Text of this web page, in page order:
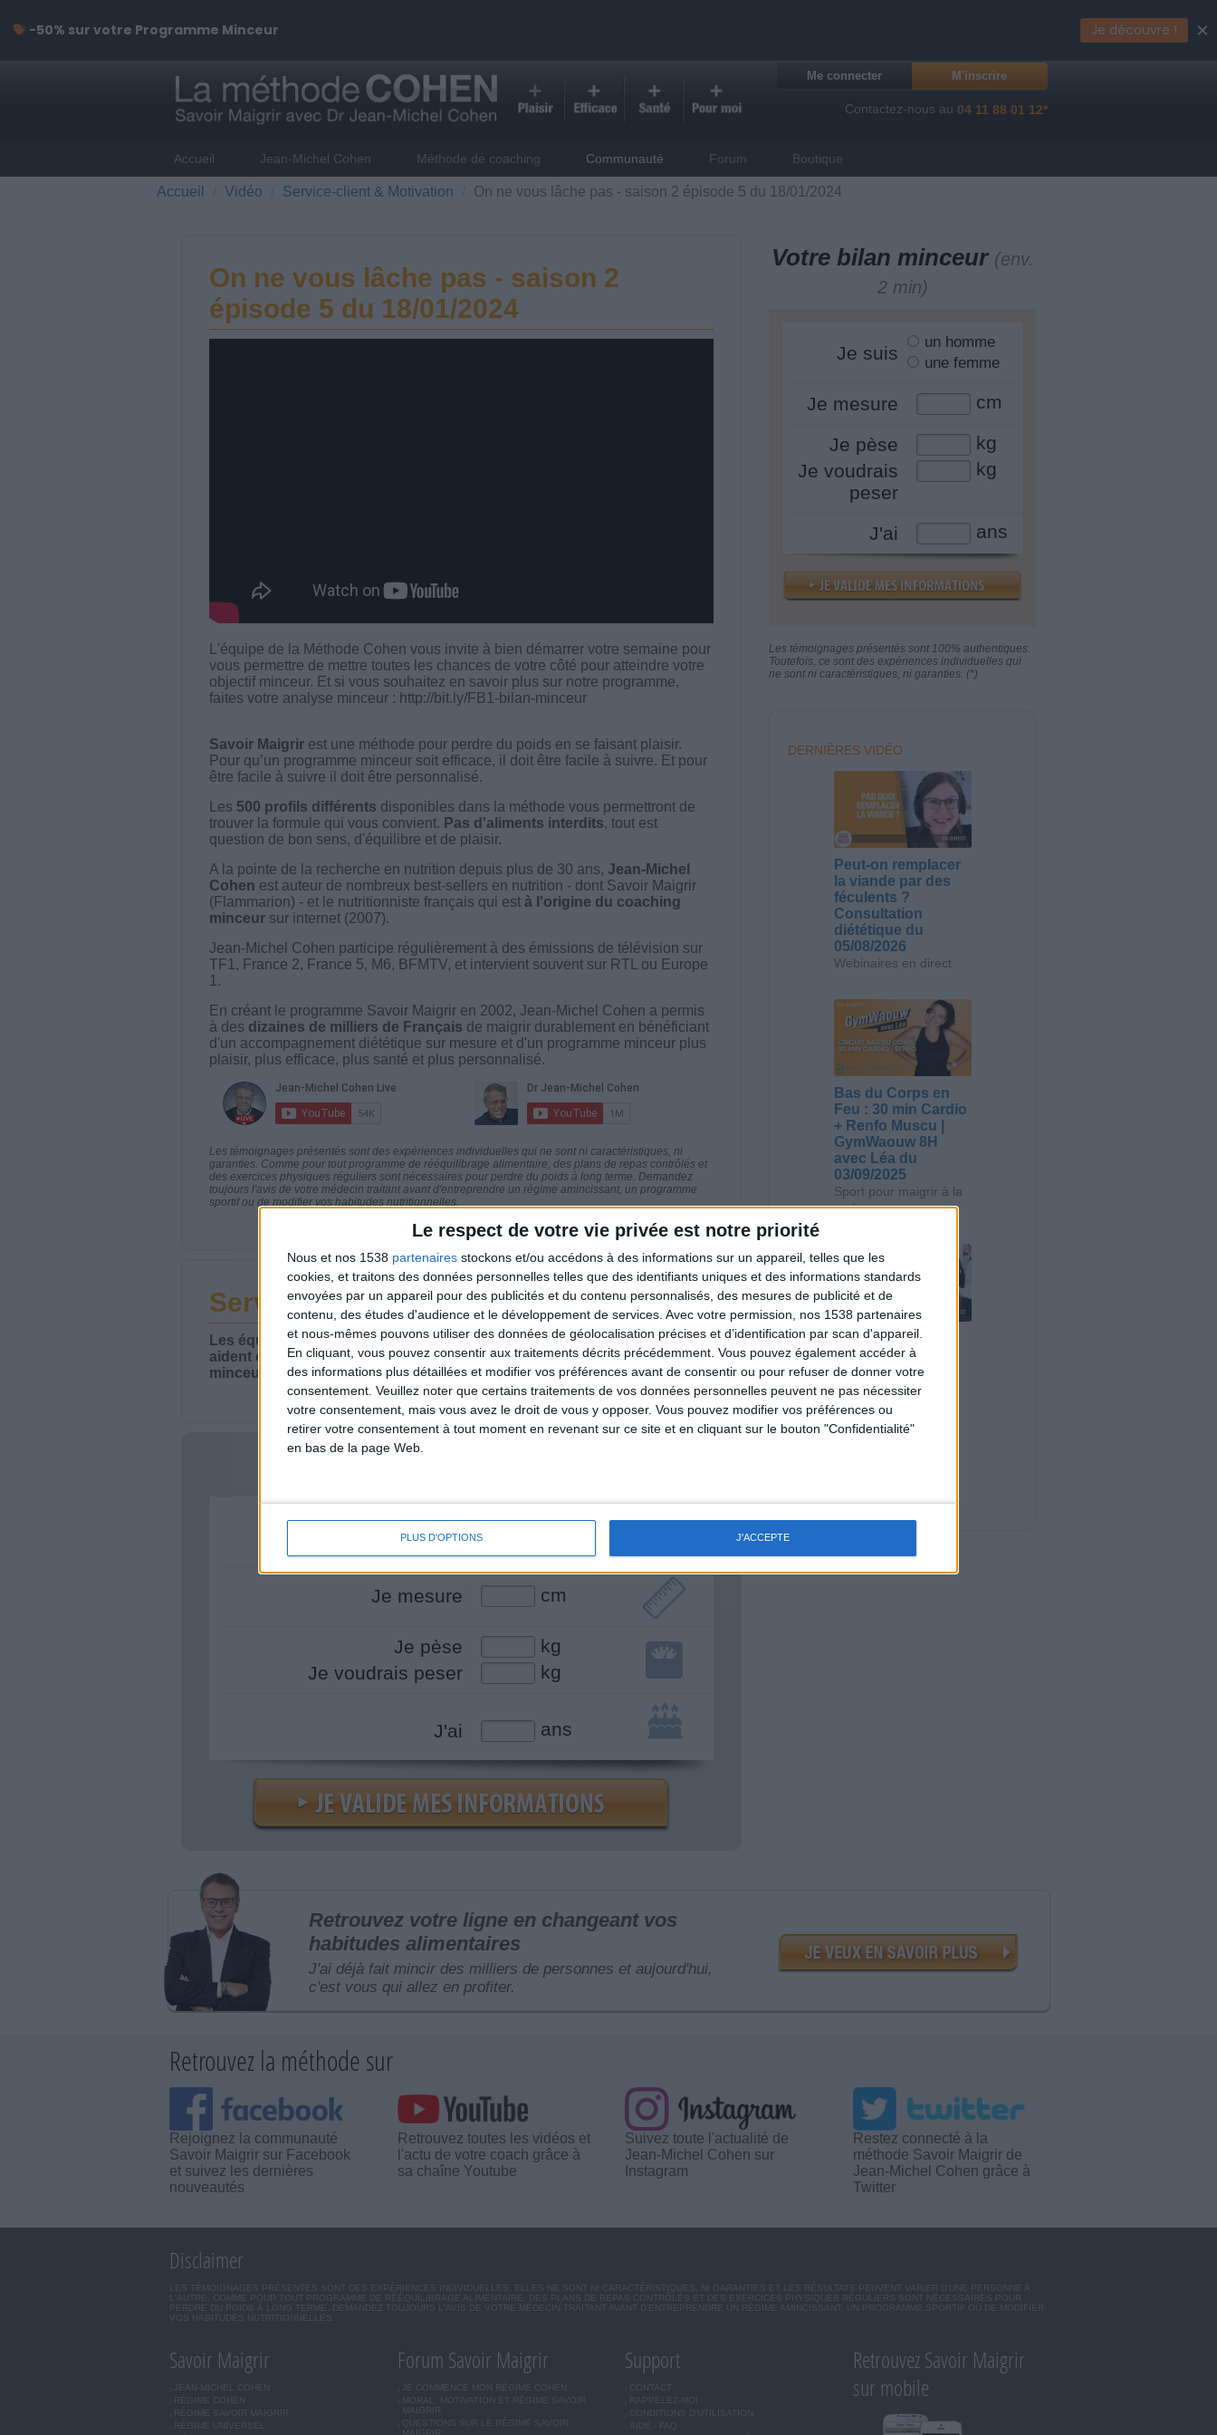
Le respect de votre vie privée est notre priorité
Nous et nos 1538 partenaires stockons et/ou accédons à des informations sur un appareil, telles que les
cookies, et traitons des données personnelles telles que des identifiants uniques et des informations standards
envoyées par un appareil pour des publicités et du contenu personnalisés, des mesures de publicité et de
contenu, des études d'audience et le développement de services. Avec votre permission, nos 1538 partenaires
et nous-mêmes pouvons utiliser des données de géolocalisation précises et d’identification par scan d'appareil.
En cliquant, vous pouvez consentir aux traitements décrits précédemment. Vous pouvez également accéder à
des informations plus détaillées et modifier vos préférences avant de consentir ou pour refuser de donner votre
consentement. Veuillez noter que certains traitements de vos données personnelles peuvent ne pas nécessiter
votre consentement, mais vous avez le droit de vous y opposer. Vous pouvez modifier vos préférences ou
retirer votre consentement à tout moment en revenant sur ce site et en cliquant sur le bouton "Confidentialité"
en bas de la page Web.
PLUS D'OPTIONS J'ACCEPTE
Me connecter M'inscrire
Contactez-nous au 04 11 88 01 12*
Accueil Jean-Michel Cohen Méthode de coaching Communauté Forum Boutique
Accueil Vidéo Service-client & Motivation On ne vous lâche pas - saison 2 épisode 5 du 18/01/2024
On ne vous lâche pas - saison 2
épisode 5 du 18/01/2024
L'équipe de la Méthode Cohen vous invite à bien démarrer votre semaine pour
vous permettre de mettre toutes les chances de votre côté pour atteindre votre
objectif minceur. Et si vous souhaitez en savoir plus sur notre programme,
faites votre analyse minceur : http://bit.ly/FB1-bilan-minceur
Savoir Maigrirest une méthode pour perdre du poids en se faisant plaisir.
Pour qu’un programme minceur soit efficace, il doit être facile à suivre. Et pour
être facile à suivre il doit être personnalisé.
Les 500 profils différents disponibles dans la méthode vous permettront de
trouver la formule qui vous convient. Pas d'aliments interdits, tout est
question de bon sens, d'équilibre et de plaisir.
A la pointe de la recherche en nutrition depuis plus de 30 ans, Jean-Michel
Cohen est auteur de nombreux best-sellers en nutrition - dont Savoir Maigrir
(Flammarion) - et le nutritionniste français qui est à l'origine du coaching
minceursur internet (2007).
Jean-Michel Cohen participe régulièrement à des émissions de télévision sur
TF1, France 2, France 5, M6, BFMTV, et intervient souvent sur RTL ou Europe
1.
En créant le programme Savoir Maigrir en 2002, Jean-Michel Cohen a permis
à des dizaines de milliers de Français de maigrir durablement en bénéficiant
d'un accompagnement diététique sur mesure et d'un programme minceur plus
plaisir, plus efficace, plus santé et plus personnalisé.
Les témoignages présentés sont des expériences individuelles qui ne sont ni caractéristiques, ni
garanties. Comme pour tout programme de rééquilibrage alimentaire, des plans de repas contrôlés et
des exercices physiques réguliers sont nécessaires pour perdre du poids à long terme. Demandez
toujours l'avis de votre médecin traitant avant d'entreprendre un régime amincissant, un programme
sportif ou de modifier vos habitudes nutritionnelles.
Service-client & Motivation Voir tout
Les équipes du Service-client et de la Communauté Savoir Maigrir vous
aident chaque semaine à vous rapprocher sereinement de votre objectif
minceur.
Je suis
un homme
Je mesure cm
Je pèse
kg
Je voudrais peser
kg
J'ai ans
Votre bilan minceur (env.
2 min)
Je suis
un homme
une femme
Je mesure cm
Je pèse
kg
Je voudrais
peser
kg
J'ai ans
Les témoignages présentés sont 100% authentiques.
Toutefois, ce sont des expériences individuelles qui
ne sont ni caractéristiques, ni garanties. (*)
DERNIÈRES VIDÉO
Peut-on remplacer
la viande par des
féculents ?
Consultation
diététique du
05/08/2026
Webinaires en direct
Bas du Corps en
Feu : 30 min Cardio
+ Renfo Muscu |
GymWaouw 8H
avec Léa du
03/09/2025
Sport pour maigrir à la
maison
Le plan à 1600
calories est-il trop
copieux ?
Consultation
Webinaires en direct
Retrouvez votre ligne en changeant vos
habitudes alimentaires
J'ai déjà fait mincir des milliers de personnes et aujourd'hui,
c'est vous qui allez en profiter.
Retrouvez la méthode sur
Rejoignez la communauté
Savoir Maigrir sur Facebook
et suivez les dernières
nouveautés
Retrouvez toutes les vidéos et
l'actu de votre coach grâce à
sa chaîne Youtube
Suivez toute l'actualité de
Jean-Michel Cohen sur
Instagram
Restez connecté à la
méthode Savoir Maigrir de
Jean-Michel Cohen grâce à
Twitter
Disclaimer
LES TÉMOIGNAGES PRÉSENTÉS SONT DES EXPÉRIENCES INDIVIDUELLES. ELLES NE SONT NI CARACTÉRISTIQUES, NI GARANTIES ET LES RÉSULTATS PEUVENT VARIER D'UNE PERSONNE A
L'AUTRE. COMME POUR TOUT PROGRAMME DE RÉÉQUILIBRAGE ALIMENTAIRE, DES PLANS DE REPAS CONTRÔLÉS ET DES EXERCICES PHYSIQUES RÉGULIERS SONT NÉCESSAIRES POUR
PERDRE DU POIDS À LONG TERME. DEMANDEZ TOUJOURS L'AVIS DE VOTRE MÉDECIN TRAITANT AVANT D'ENTREPRENDRE UN RÉGIME AMINCISSANT, UN PROGRAMME SPORTIF OU DE MODIFIER
VOS HABITUDES NUTRITIONNELLES.
Savoir Maigrir
JEAN-MICHEL COHEN
RÉGIME COHEN
RÉGIME SAVOIR MAIGRIR
RÉGIME UNIVERSEL
Forum Savoir Maigrir
JE COMMENCE MON RÉGIME COHEN
MORAL, MOTIVATION ET RÉGIME SAVOIR
MAIGRIR
QUESTIONS SUR LE RÉGIME SAVOIR
MAIGRIR
Support
CONTACT
RAPPELEZ-MOI
CONDITIONS D'UTILISATION
AIDE - FAQ
Retrouvez Savoir Maigrir
sur mobile
-50% sur votre Programme Minceur Je découvre ! ×